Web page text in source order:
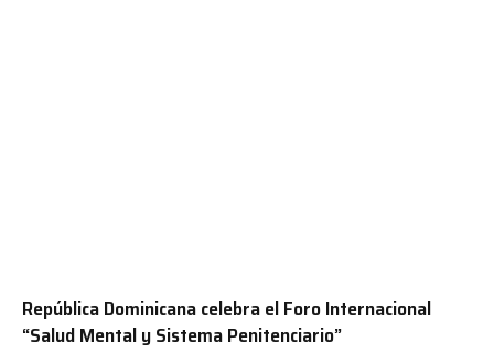
República Dominicana celebra el Foro Internacional
“Salud Mental y Sistema Penitenciario”